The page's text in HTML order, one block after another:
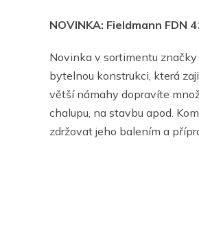
NOVINKA: Fieldmann FDN
Novinka v sortimentu
bytelnou konstrukci, která
větší námahy dopravíte
chalupu, na stavbu apod.
zdržovat jeho balením a